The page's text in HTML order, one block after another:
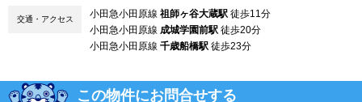
交通・アクセス 小田急小田原線 祖師ヶ谷大蔵駅 徒歩11分
小田急小田原線 成城学園前駅 徒歩20分
小田急小田原線 千歳船橋駅 徒歩23分
この物件にお問合せする